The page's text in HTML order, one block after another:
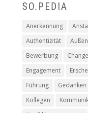
SO.PEDIA
Anerkennung
Authentizität
Bewerbung
Engagement
Führung
Gedanken
Kollegen